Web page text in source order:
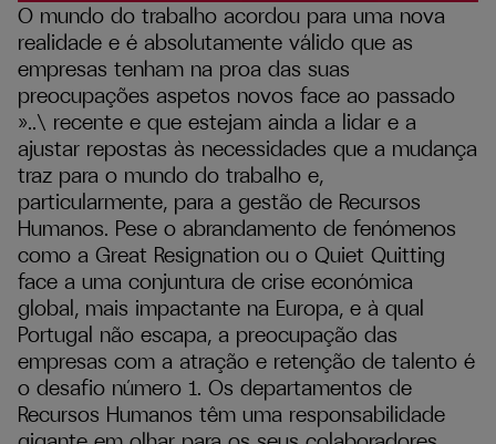
O mundo do trabalho acordou para uma nova
realidade e é absolutamente válido que as
empresas tenham na proa das suas
preocupações aspetos novos face ao passado
»..\ recente e que estejam ainda a lidar e a
ajustar repostas às necessidades que a mudança
traz para o mundo do trabalho e,
particularmente, para a gestão de Recursos
Humanos. Pese o abrandamento de fenómenos
como a Great Resignation ou o Quiet Quitting
face a uma conjuntura de crise económica
global, mais impactante na Europa, e à qual
Portugal não escapa, a preocupação das
empresas com a atração e retenção de talento é
o desafio número 1. Os departamentos de
Recursos Humanos têm uma responsabilidade